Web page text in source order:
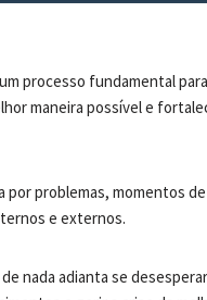
processo fundamental
maneira possível e
por problemas, momentos
e externos.
nada adianta se